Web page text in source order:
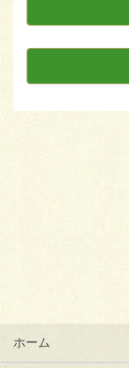
ホーム